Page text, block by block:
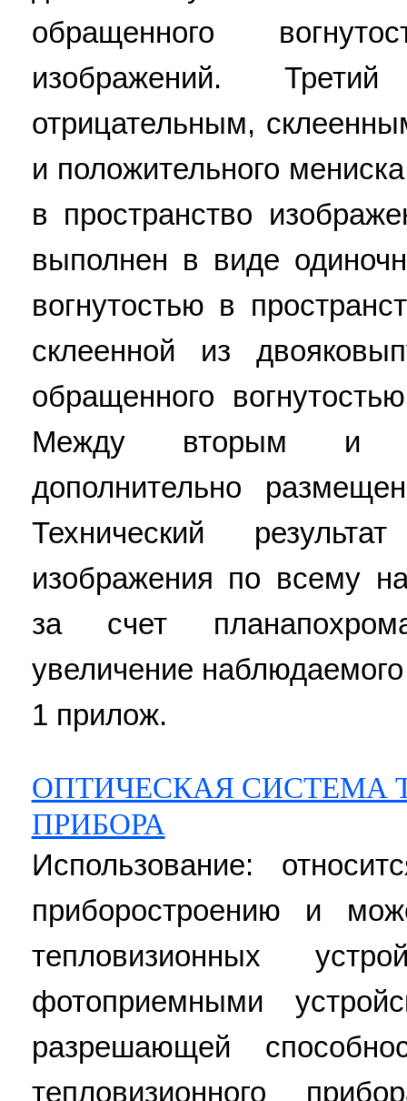
обращенного
изображений.
отрицательным,
и положительного
в пространство
выполнен в виде
вогнутостью в
склеенной из
обращенного
Между вторым и
дополнительно
Технический
изображения по всему
за счет
увеличение
1 прилож.
ОПТИЧЕСКАЯ СИСТЕМА
ПРИБОРА
Использование:
приборостроению и
тепловизионных
фотоприемными
разрешающей
тепловизионного